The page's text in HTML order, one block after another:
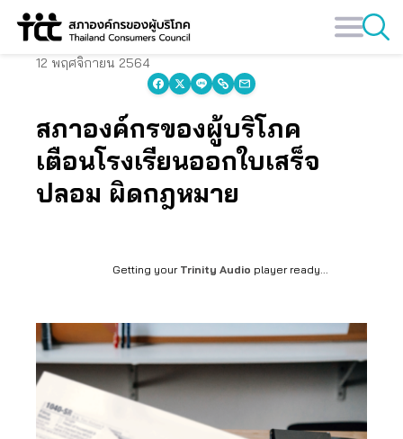
Skip
12 พฤศจิกายน 2564
สภาองค์กรของผู้บริโภค
เตือนโรงเรียนออกใบเสร็จ
ปลอม ผิดกฎหมาย
Getting your Trinity Audio player ready...